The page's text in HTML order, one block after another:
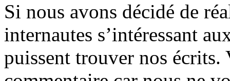
Si nous avons décidé de
internautes s’intéressant
puissent trouver nos écrits.